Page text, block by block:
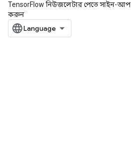
TensorFlow নিউজলেটার পেতে সাইন-আপ
করুন